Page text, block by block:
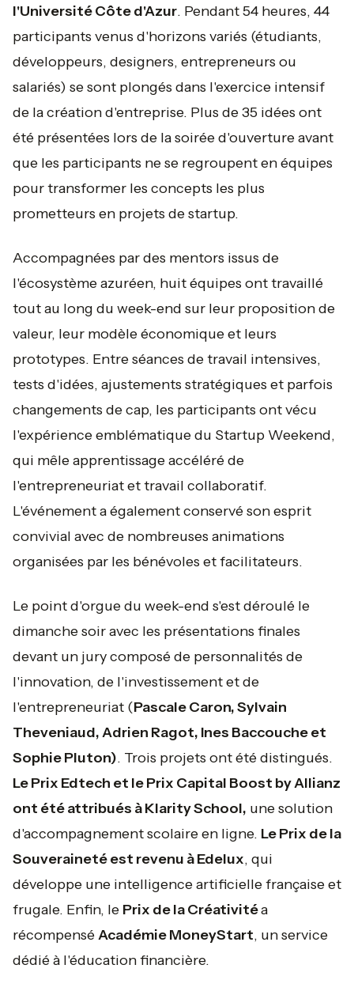
l'Université Côte d'Azur. Pendant 54 heures, 44
participants venus d'horizons variés (étudiants,
développeurs, designers, entrepreneurs ou
salariés) se sont plongés dans l'exercice intensif
de la création d'entreprise. Plus de 35 idées ont
été présentées lors de la soirée d'ouverture avant
que les participants ne se regroupent en équipes
pour transformer les concepts les plus
prometteurs en projets de startup.
Accompagnées par des mentors issus de
l'écosystème azuréen, huit équipes ont travaillé
tout au long du week-end sur leur proposition de
valeur, leur modèle économique et leurs
prototypes. Entre séances de travail intensives,
tests d'idées, ajustements stratégiques et parfois
changements de cap, les participants ont vécu
l'expérience emblématique du Startup Weekend,
qui mêle apprentissage accéléré de
l'entrepreneuriat et travail collaboratif.
L'événement a également conservé son esprit
convivial avec de nombreuses animations
organisées par les bénévoles et facilitateurs.
Le point d'orgue du week-end s'est déroulé le
dimanche soir avec les présentations finales
devant un jury composé de personnalités de
l'innovation, de l'investissement et de
l'entrepreneuriat (Pascale Caron, Sylvain
Theveniaud, Adrien Ragot, Ines Baccouche et
Sophie Pluton). Trois projets ont été distingués.
Le Prix Edtech et le Prix Capital Boost by Allianz
ont été attribués à Klarity School, une solution
d'accompagnement scolaire en ligne. Le Prix de la
Souveraineté est revenu à Edelux, qui
développe une intelligence artificielle française et
frugale. Enfin, le Prix de la Créativitéa
récompenséAcadémie MoneyStart, un service
dédié à l'éducation financière.